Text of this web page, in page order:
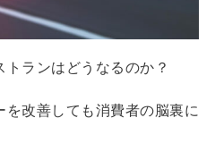
ランはどうなるのか？
を改善しても消費者の脳裏に